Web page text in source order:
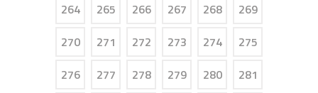
264
265 266 267 268
269
270
271 272 273 274
275
276
277 278 279 280
281